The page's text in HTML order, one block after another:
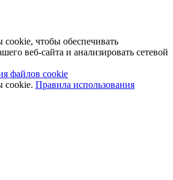
чтобы обеспечивать
веб-сайта и анализировать сетевой
файлов cookie
cookie. Правила использования